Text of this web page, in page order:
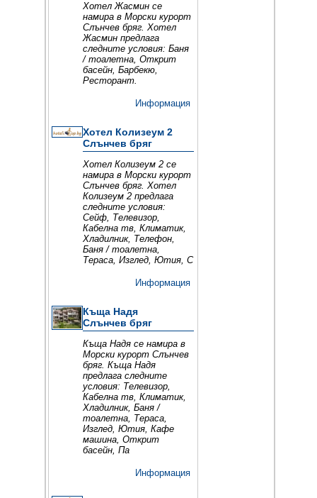
Хотел Жасмин се
намира в Морски курорт
Слънчев бряг. Хотел
Жасмин предлага
следните условия: Баня
/ тоалетна, Открит
басейн, Барбекю,
Ресторант.
Информация
Хотел Колизеум 2
Слънчев бряг
Хотел Колизеум 2 се
намира в Морски курорт
Слънчев бряг. Хотел
Колизеум 2 предлага
следните условия:
Сейф, Телевизор,
Кабелна тв, Климатик,
Хладилник, Телефон,
Баня / тоалетна,
Тераса, Изглед, Ютия, С
Информация
Къща Надя
Слънчев бряг
Къща Надя се намира в
Морски курорт Слънчев
бряг. Къща Надя
предлага следните
условия: Телевизор,
Кабелна тв, Климатик,
Хладилник, Баня /
тоалетна, Тераса,
Изглед, Ютия, Кафе
машина, Открит
басейн, Па
Информация